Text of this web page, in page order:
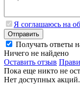
Я соглашаюсь на
Отправить
Получать ответы
Ничего не найдено
Оставить отзыв
Пока еще никто не
Нет доступных акций.